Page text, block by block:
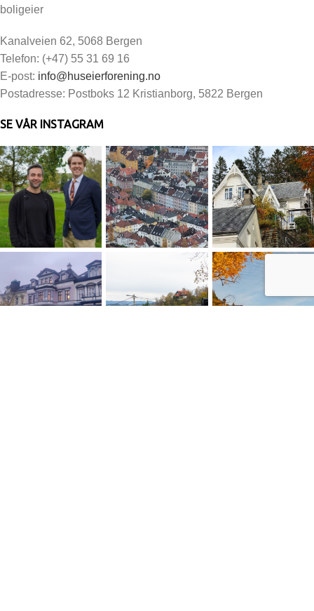
boligeier
Kanalveien 62, 5068 Bergen
Telefon: (+47) 55 31 69 16
E-post: info@huseierforening.no
Postadresse: Postboks 12 Kristianborg, 5822 Bergen
SE VÅR INSTAGRAM